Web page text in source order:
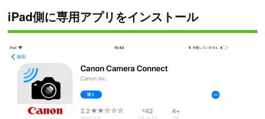
iPad側に専用アプリをインストール